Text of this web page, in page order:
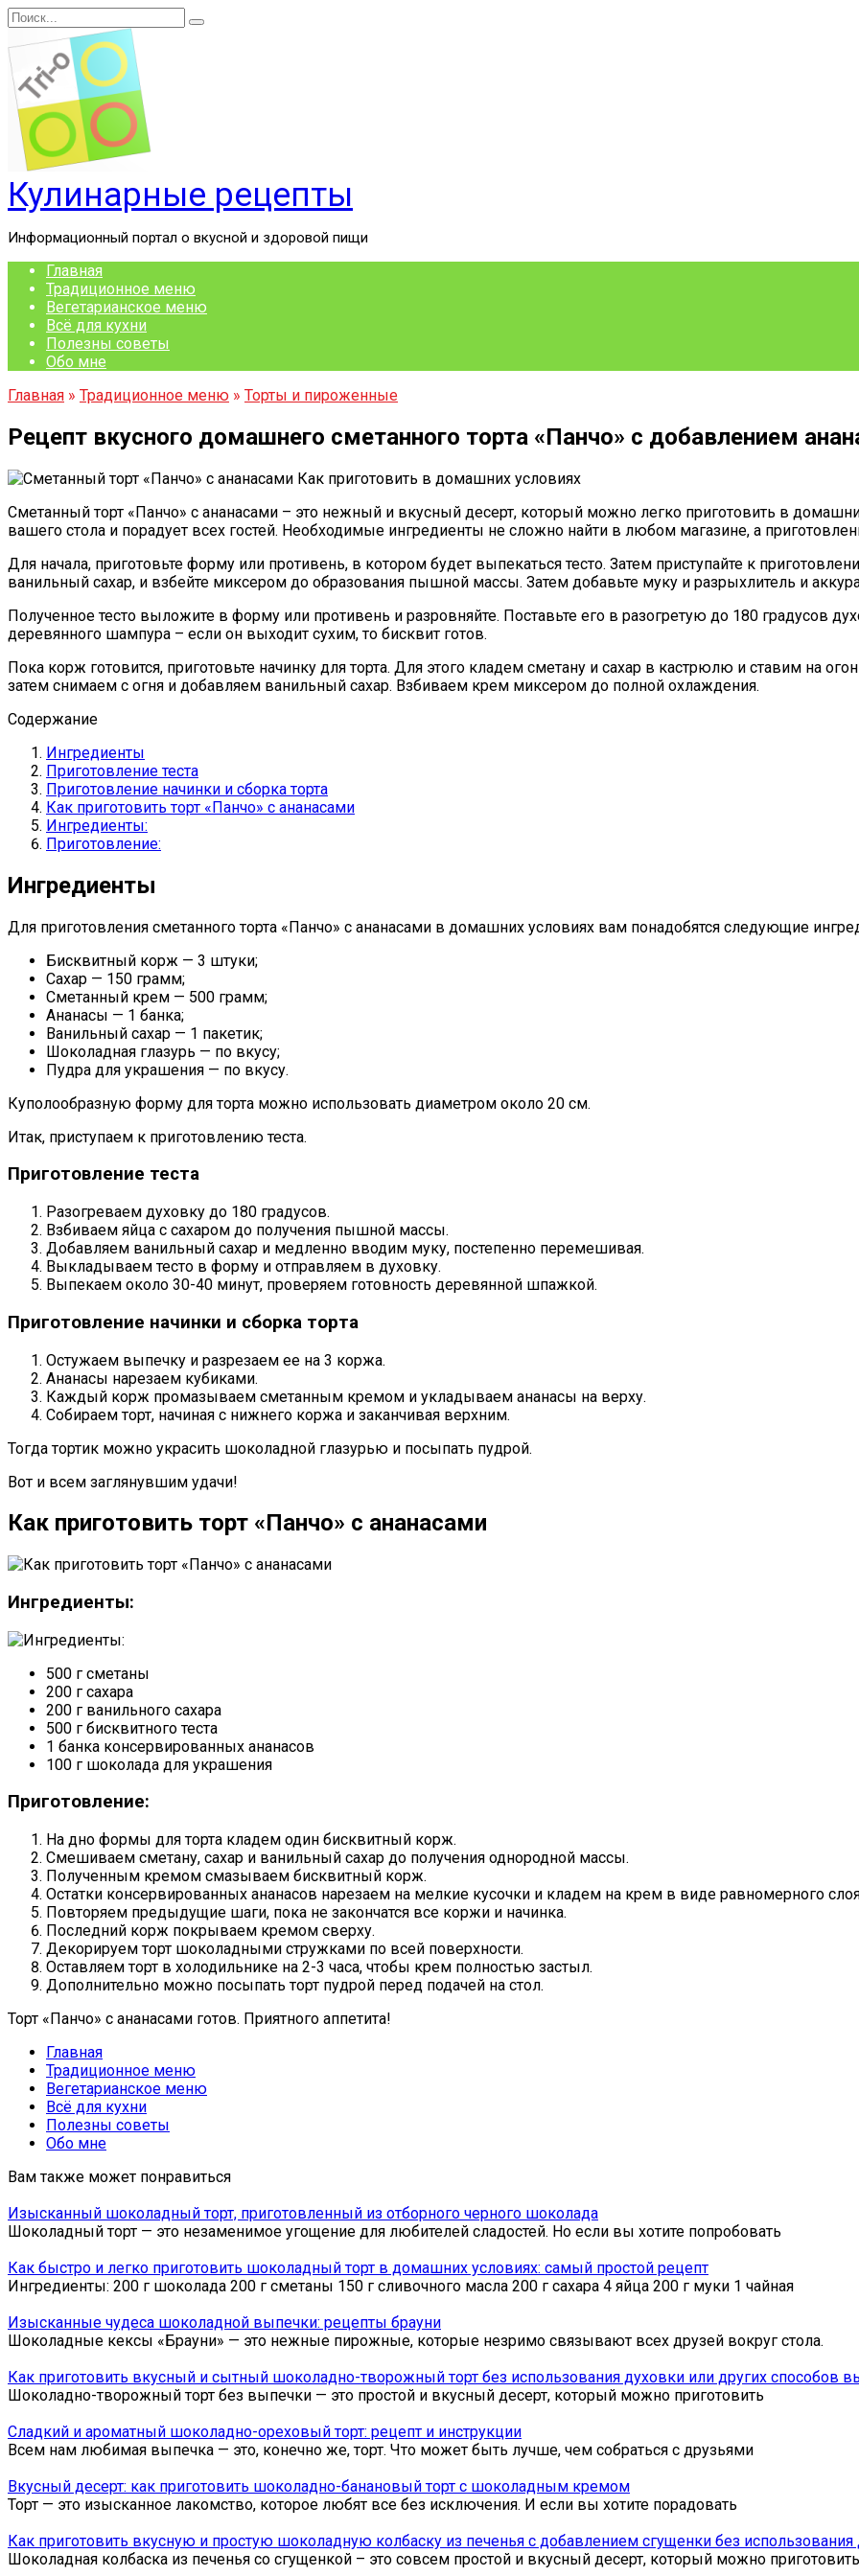
Перейти
к
содержанию
Search
for:
Кулинарные рецепты
Информационный портал о вкусной и здоровой пищи
Главная
Традиционное меню
Вегетарианское меню
Всё для кухни
Полезны советы
Обо мне
Главная » Традиционное меню » Торты и пироженные
Рецепт вкусного домашнего сметанного торта «Панчо» с добавлением
Сметанный торт «Панчо» с ананасами – это нежный и вкусный десерт, который можно легко приготовить в
вашего стола и порадует всех гостей. Необходимые ингредиенты не сложно найти в любом магазине, а
Для начала, приготовьте форму или противень, в котором будет выпекаться тесто. Затем приступайте к
ванильный сахар, и взбейте миксером до образования пышной массы. Затем добавьте муку и разрыхлитель и
Полученное тесто выложите в форму или противень и разровняйте. Поставьте его в разогретую до 180 градусов
деревянного шампура – если он выходит сухим, то бисквит готов.
Пока корж готовится, приготовьте начинку для торта. Для этого кладем сметану и сахар в кастрюлю и ставим на
затем снимаем с огня и добавляем ванильный сахар. Взбиваем крем миксером до полной охлаждения.
Содержание
Ингредиенты
Приготовление теста
Приготовление начинки и сборка торта
Как приготовить торт «Панчо» с ананасами
Ингредиенты:
Приготовление:
Ингредиенты
Для приготовления сметанного торта «Панчо» с ананасами в домашних условиях вам понадобятся следующие
Бисквитный корж — 3 штуки;
Сахар — 150 грамм;
Сметанный крем — 500 грамм;
Ананасы — 1 банка;
Ванильный сахар — 1 пакетик;
Шоколадная глазурь — по вкусу;
Пудра для украшения — по вкусу.
Куполообразную форму для торта можно использовать диаметром около 20 см.
Итак, приступаем к приготовлению теста.
Приготовление теста
Разогреваем духовку до 180 градусов.
Взбиваем яйца с сахаром до получения пышной массы.
Добавляем ванильный сахар и медленно вводим муку, постепенно перемешивая.
Выкладываем тесто в форму и отправляем в духовку.
Выпекаем около 30-40 минут, проверяем готовность деревянной шпажкой.
Приготовление начинки и сборка торта
Остужаем выпечку и разрезаем ее на 3 коржа.
Ананасы нарезаем кубиками.
Каждый корж промазываем сметанным кремом и укладываем ананасы на верху.
Собираем торт, начиная с нижнего коржа и заканчивая верхним.
Тогда тортик можно украсить шоколадной глазурью и посыпать пудрой.
Вот и всем заглянувшим удачи!
Как приготовить торт «Панчо» с ананасами
Ингредиенты:
500 г сметаны
200 г сахара
200 г ванильного сахара
500 г бисквитного теста
1 банка консервированных ананасов
100 г шоколада для украшения
Приготовление:
На дно формы для торта кладем один бисквитный корж.
Смешиваем сметану, сахар и ванильный сахар до получения однородной массы.
Полученным кремом смазываем бисквитный корж.
Остатки консервированных ананасов нарезаем на мелкие кусочки и кладем на крем в виде равномерного
Повторяем предыдущие шаги, пока не закончатся все коржи и начинка.
Последний корж покрываем кремом сверху.
Декорируем торт шоколадными стружками по всей поверхности.
Оставляем торт в холодильнике на 2-3 часа, чтобы крем полностью застыл.
Дополнительно можно посыпать торт пудрой перед подачей на стол.
Торт «Панчо» с ананасами готов. Приятного аппетита!
Главная
Традиционное меню
Вегетарианское меню
Всё для кухни
Полезны советы
Обо мне
Вам также может понравиться
Изысканный шоколадный торт, приготовленный из отборного черного шоколада
Шоколадный торт — это незаменимое угощение для любителей сладостей. Но если вы хотите попробовать
Как быстро и легко приготовить шоколадный торт в домашних условиях: самый простой рецепт
Ингредиенты: 200 г шоколада 200 г сметаны 150 г сливочного масла 200 г сахара 4 яйца 200 г муки 1 чайная
Изысканные чудеса шоколадной выпечки: рецепты брауни
Шоколадные кексы «Брауни» — это нежные пирожные, которые незримо связывают всех друзей вокруг стола.
Как приготовить вкусный и сытный шоколадно-творожный торт без использования духовки или других способов
Шоколадно-творожный торт без выпечки — это простой и вкусный десерт, который можно приготовить
Сладкий и ароматный шоколадно-ореховый торт: рецепт и инструкции
Всем нам любимая выпечка — это, конечно же, торт. Что может быть лучше, чем собраться с друзьями
Вкусный десерт: как приготовить шоколадно-банановый торт с шоколадным кремом
Торт — это изысканное лакомство, которое любят все без исключения. И если вы хотите порадовать
Как приготовить вкусную и простую шоколадную колбаску из печенья с добавлением сгущенки без использования
Шоколадная колбаска из печенья со сгущенкой – это совсем простой и вкусный десерт, который можно приготовить